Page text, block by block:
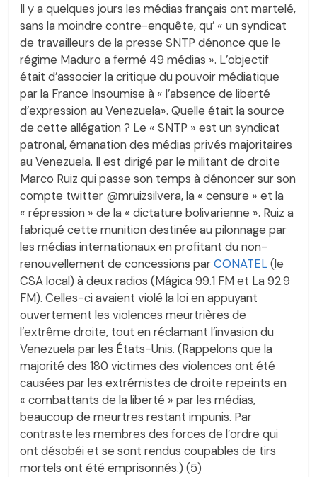
Il y a quelques jours les médias français ont martelé,
sans la moindre contre-enquête, qu’ « un syndicat
de travailleurs de la presse SNTP dénonce que le
régime Maduro a fermé 49 médias ». L’objectif
était d’associer la critique du pouvoir médiatique
par la France Insoumise à « l’absence de liberté
d’expression au Venezuela». Quelle était la source
de cette allégation ? Le « SNTP » est un syndicat
patronal, émanation des médias privés majoritaires
au Venezuela. Il est dirigé par le militant de droite
Marco Ruiz qui passe son temps à dénoncer sur son
compte twitter @mruizsilvera, la « censure » et la
« répression » de la « dictature bolivarienne ». Ruiz a
fabriqué cette munition destinée au pilonnage par
les médias internationaux en profitant du non-
renouvellement de concessions parCONATEL(le
CSA local) à deux radios (Mágica 99.1 FM et La 92.9
FM). Celles-ci avaient violé la loi en appuyant
ouvertement les violences meurtrières de
l’extrême droite, tout en réclamant l’invasion du
Venezuela par les États-Unis. (Rappelons que la
majorité des 180 victimes des violences ont été
causées par les extrémistes de droite repeints en
« combattants de la liberté » par les médias,
beaucoup de meurtres restant impunis. Par
contraste les membres des forces de l’ordre qui
ont désobéi et se sont rendus coupables de tirs
mortels ont été emprisonnés.) (5)